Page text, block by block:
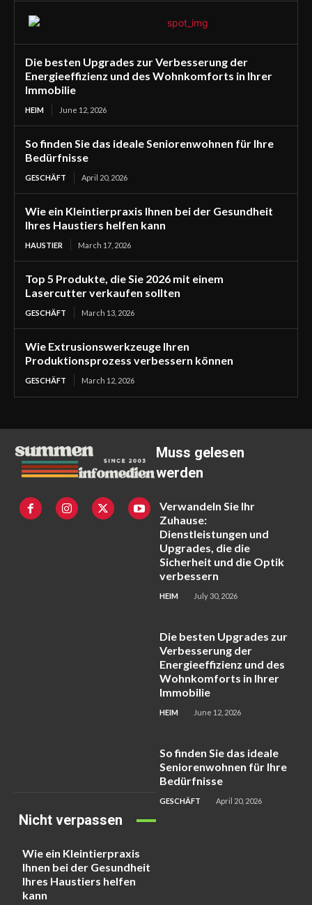
Die besten Upgrades zur Verbesserung der
Energieeffizienz und des Wohnkomforts in Ihrer
Immobilie
HEIM June 12, 2026
So finden Sie das ideale Seniorenwohnen für Ihre
Bedürfnisse
GESCHÄFT April 20, 2026
Wie ein Kleintierpraxis Ihnen bei der Gesundheit
Ihres Haustiers helfen kann
HAUSTIER March 17, 2026
Top 5 Produkte, die Sie 2026 mit einem
Lasercutter verkaufen sollten
GESCHÄFT March 13, 2026
Wie Extrusionswerkzeuge Ihren
Produktionsprozess verbessern können
GESCHÄFT March 12, 2026
Muss gelesen
werden
Verwandeln Sie Ihr
Zuhause:
Dienstleistungen und
Upgrades, die die
Sicherheit und die Optik
verbessern
HEIM July 30, 2026
Die besten Upgrades zur
Verbesserung der
Energieeffizienz und des
Wohnkomforts in Ihrer
Immobilie
HEIM June 12, 2026
So finden Sie das ideale
Seniorenwohnen für Ihre
Bedürfnisse
GESCHÄFT April 20, 2026
Nicht verpassen
Wie ein Kleintierpraxis
Ihnen bei der Gesundheit
Ihres Haustiers helfen
kann